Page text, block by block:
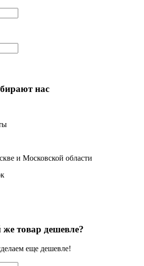
нас
и Московской области
товар дешевле?
еще дешевле!